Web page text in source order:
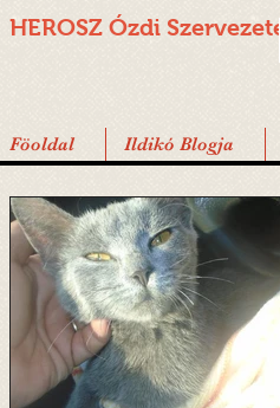
HEROSZ Ózdi Szervezete
Föoldal Ildikó Blogja